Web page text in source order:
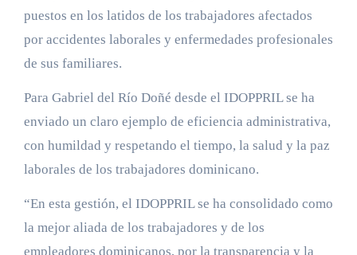
puestos en los latidos de los trabajadores afectados
por accidentes laborales y enfermedades profesionales
de sus familiares.
Para Gabriel del Río Doñé desde el IDOPPRIL se ha
enviado un claro ejemplo de eficiencia administrativa,
con humildad y respetando el tiempo, la salud y la paz
laborales de los trabajadores dominicano.
“En esta gestión, el IDOPPRIL se ha consolidado como
la mejor aliada de los trabajadores y de los
empleadores dominicanos, por la transparencia y la